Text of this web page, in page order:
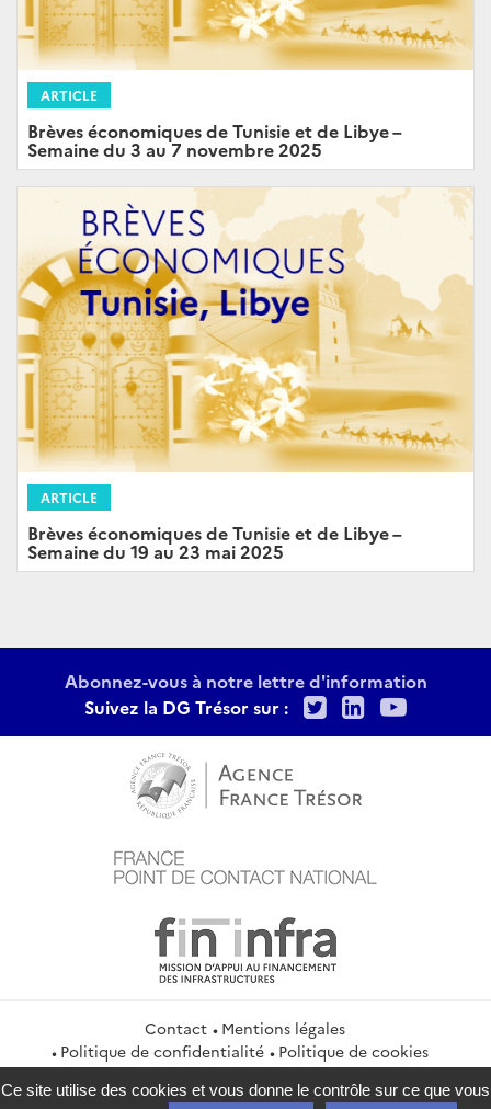
ARTICLE
Brèves économiques de Tunisie et de Libye –
Semaine du 3 au 7 novembre 2025
ARTICLE
Brèves économiques de Tunisie et de Libye –
Semaine du 19 au 23 mai 2025
Abonnez-vous à notre lettre d'information
Suivez la DG Trésor sur :
TwitterLinkedIn
Contact
Mentions légales
Politique de confidentialité
Politique de cookies
Gestion des cookies
Flux RSS
Ce site utilise des cookies et vous donne le contrôle sur ce que vous